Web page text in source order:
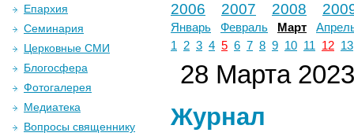
2006 2007 2008
Январь Февраль Март
1
2 3 4 5 6 7 8 9 10 11 12 13
28 Марта 2023
Журнал
Епархия
Семинария
Церковные СМИ
Блогосфера
Фотогалерея
Медиатека
Вопросы священнику